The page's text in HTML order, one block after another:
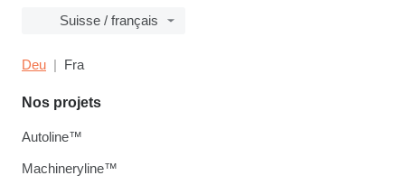
Suisse / français
Deu Fra
Nos projets
Autoline™
Machineryline™